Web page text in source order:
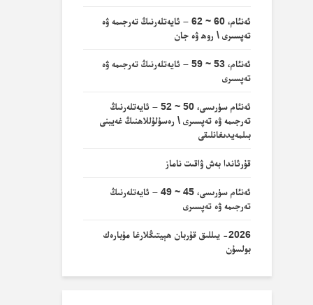
ئەنئام، 60 ~ 62 – ئايەتلەرنىڭ تەرجىمە ۋە
تەپسىرى \ روھ ۋە جان
ئەنئام، 53 ~ 59 – ئايەتلەرنىڭ تەرجىمە ۋە
تەپسىرى
ئەنئام سۈرىسى، 50 ~ 52 – ئايەتلەرنىڭ
تەرجىمە ۋە تەپسىرى \ رەسۇلۇللاھنىڭ غەيبنى
بىلمەيدىغانلىقى
قۇرئاندا بەش ۋاقىت ناماز
ئەنئام سۈرىسى، 45 ~ 49 – ئايەتلەرنىڭ
تەرجىمە ۋە تەپسىرى
2026- يىللىق قۇربان ھېيتىڭلارغا مۇبارەك
بولسۇن